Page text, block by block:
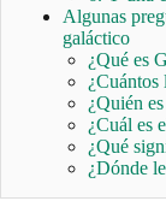
Algunas
galáctico
¿Qué es
¿Cuántos
¿Quién
¿Cuál es
¿Qué
¿Dónde